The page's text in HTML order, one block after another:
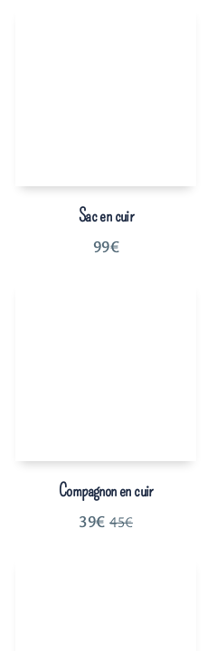
Sac en cuir
99€
Compagnon en cuir
39€ 45€